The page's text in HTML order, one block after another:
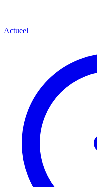
Actueel